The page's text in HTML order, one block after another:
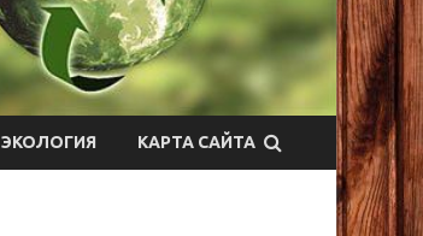
ЭКОЛОГИЯ КАРТА САЙТА